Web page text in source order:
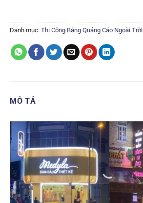
Danh mục: Thi Công Bảng Quảng Cáo Ngoài Trời
MÔ TẢ